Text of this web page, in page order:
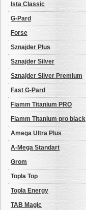
Ista Classic
G-Pard
Forse
Sznajder Plus
Sznajder Silver
Sznajder Silver Premium
Fast G-Pard
Fiamm Titanium PRO
Fiamm Titanium pro black
Amega Ultra Plus
A-Mega Standart
Grom
Topla Top
Topla Energy
TAB Magic